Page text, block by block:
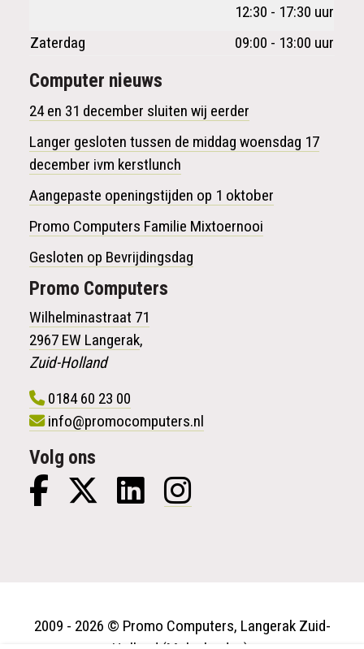
12:30 - 17:30 uur
Zaterdag
09:00 - 13:00 uur
Computer nieuws
24 en 31 december sluiten wij eerder
Langer gesloten tussen de middag woensdag 17
december ivm kerstlunch
Aangepaste openingstijden op 1 oktober
Promo Computers Familie Mixtoernooi
Gesloten op Bevrijdingsdag
Promo Computers
Wilhelminastraat 71
2967 EW Langerak,
Zuid-Holland
0184 60 23 00
info@promocomputers.nl
Volg ons
2009 - 2026 © Promo Computers, Langerak Zuid-